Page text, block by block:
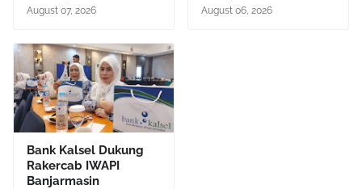
August 07, 2026 August 06, 2026
Bank Kalsel Dukung
Rakercab IWAPI
Banjarmasin